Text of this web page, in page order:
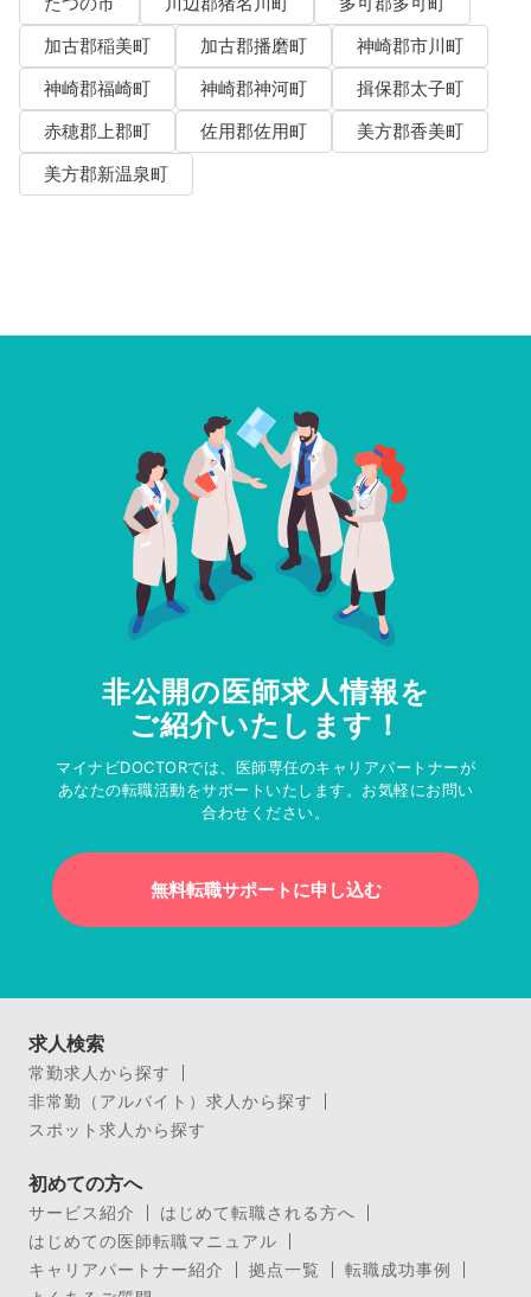
加古郡稲美町
加古郡播磨町
神崎郡市川町
神崎郡福崎町
神崎郡神河町
揖保郡太子町
赤穂郡上郡町
佐用郡佐用町
美方郡香美町
美方郡新温泉町
非公開の医師求人情報を
ご紹介いたします！
マイナビDOCTORでは、医師専任のキャリアパートナーが
あなたの転職活動をサポートいたします。お気軽にお問い
合わせください。
無料転職サポートに申し込む
求人検索
常勤求人から探す
非常勤（アルバイト）求人から探す
スポット求人から探す
初めての方へ
サービス紹介
はじめて転職される方へ
はじめての医師転職マニュアル
キャリアパートナー紹介
拠点一覧
転職成功事例